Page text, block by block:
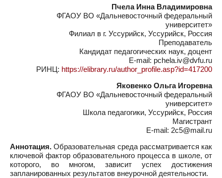
Пчела Инна Владимировна
ФГАОУ ВО «Дальневосточный федеральный
университет»
Филиал в г. Уссурийск, Уссурийск, Россия
Преподаватель
Кандидат педагогических наук, доцент
E-mail: pchela.iv@dvfu.ru
РИНЦ: https://elibrary.ru/author_profile.asp?id=417200
Яковенко Ольга Игоревна
ФГАОУ ВО «Дальневосточный федеральный
университет»
Школа педагогики, Уссурийск, Россия
Магистрант
E-mail: 2c5@mail.ru
Аннотация. Образовательная среда рассматривается как
ключевой фактор образовательного процесса в школе, от
которого, во многом, зависит успех достижения
запланированных результатов внеурочной деятельности.